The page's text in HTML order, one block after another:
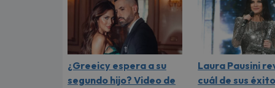
¿Greeicy espera a su
segundo hijo? Video de
Laura Pausini
cuál de sus